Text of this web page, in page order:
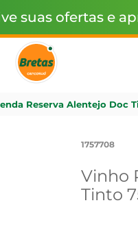
suas ofertas e
Reserva Alentejo Doc
1757708
Vinho
Tinto